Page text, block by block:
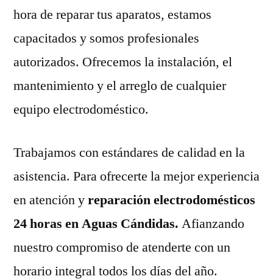
hora de reparar tus aparatos, estamos
capacitados y somos profesionales
autorizados. Ofrecemos la instalación, el
mantenimiento y el arreglo de cualquier
equipo electrodoméstico.
Trabajamos con estándares de calidad en la
asistencia. Para ofrecerte la mejor experiencia
en atención yreparación electrodomésticos
24 horas en Aguas Cándidas. Afianzando
nuestro compromiso de atenderte con un
horario integral todos los días del año.